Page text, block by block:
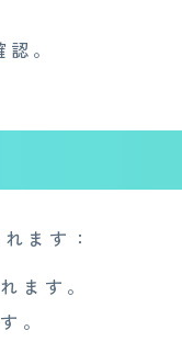
。
ます：
ます。
。